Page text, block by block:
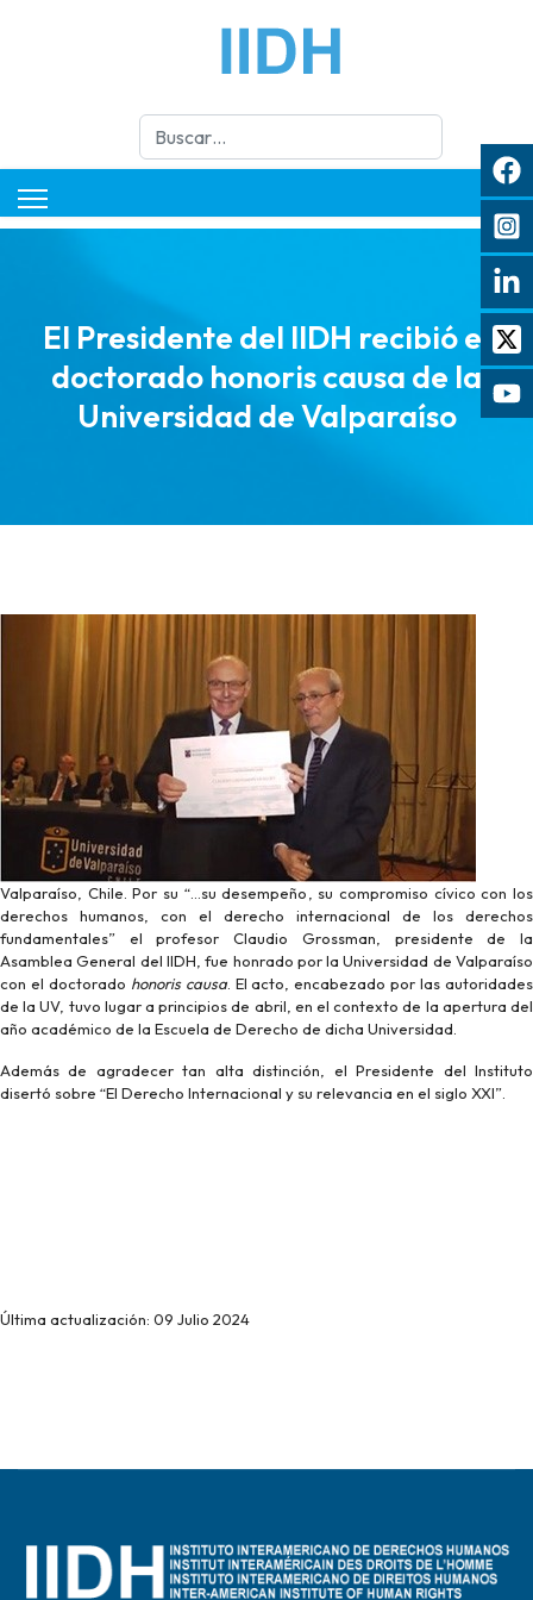
Buscar
El Presidente del IIDH recibió el
doctorado honoris causa de la
Universidad de Valparaíso
Valparaíso, Chile. Por su “…su desempeño, su compromiso cívico con los
derechos humanos, con el derecho internacional de los derechos
fundamentales” el profesor Claudio Grossman, presidente de la
Asamblea General del IIDH, fue honrado por la Universidad de Valparaíso
con el doctorado honoris causa. El acto, encabezado por las autoridades
de la UV, tuvo lugar a principios de abril, en el contexto de la apertura del
año académico de la Escuela de Derecho de dicha Universidad.
Además de agradecer tan alta distinción, el Presidente del Instituto
disertó sobre “El Derecho Internacional y su relevancia en el siglo XXI”.
Última actualización: 09 Julio 2024